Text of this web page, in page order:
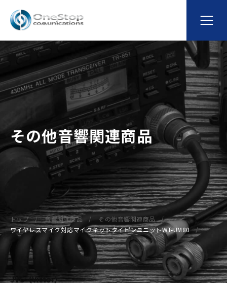
その他音響関連商品
トップ 音響関連商品
その他音響関連商品
ワイヤレスマイク対応マイクキットタイピンユニットWT-UM80
JVC（Victor）